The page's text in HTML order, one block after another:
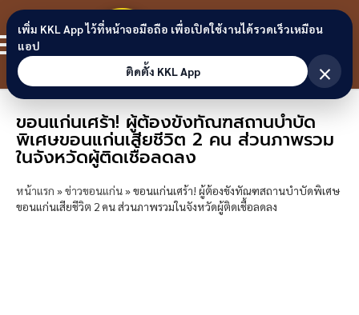
Skip to content
ขอนแก่น
ลิงก์
ขอนแก่นเศร้า! ผู้ต้องขังทัณฑสถานบำบัด
พิเศษขอนแก่นเสียชีวิต 2 คน ส่วนภาพรวม
ในจังหวัดผู้ติดเชื้อลดลง
หน้าแรก »ข่าวขอนแก่น»ขอนแก่นเศร้า! ผู้ต้องขังทัณฑสถานบำบัดพิเศษ
ขอนแก่นเสียชีวิต 2 คน ส่วนภาพรวมในจังหวัดผู้ติดเชื้อลดลง
เพิ่ม KKL App ไว้ที่หน้าจอมือถือ เพื่อเปิดใช้งานได้รวดเร็วเหมือน
แอป
ติดตั้ง KKL App
×